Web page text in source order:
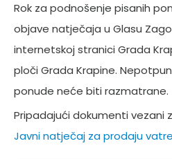
Rok za podnošenje pisanih
objave natječaja u Glasu
internetskoj stranici Grada
ploči Grada Krapine.
ponude neće biti razmatrane.
Pripadajući dokumenti vezani
Javni natječaj za prodaju